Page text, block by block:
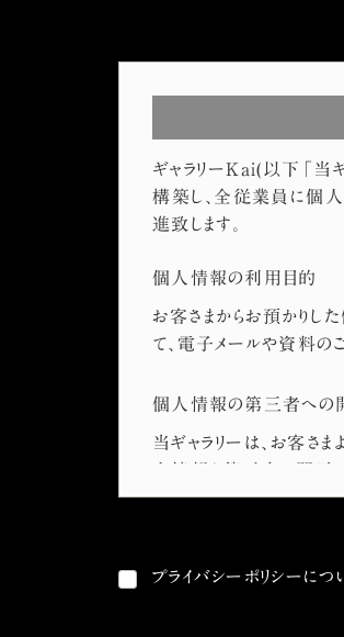
ギャラリーKai(以下「当
構築し、全従業員に個
進致します。
個人情報の利用目的
お客さまからお預かりし
て、電子メールや資料の
個人情報の第三者への
当ギャラリーは、お客さ
法令に基づき開示するこ
プライバシーポリシーにつ